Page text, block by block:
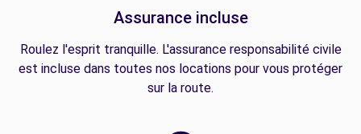
Assurance incluse
Roulez l'esprit tranquille. L'assurance responsabilité civile
est incluse dans toutes nos locations pour vous protéger
sur la route.